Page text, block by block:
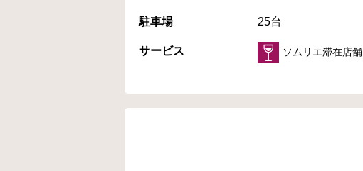
駐車場 25台
サービス ソムリエ滞在店舗